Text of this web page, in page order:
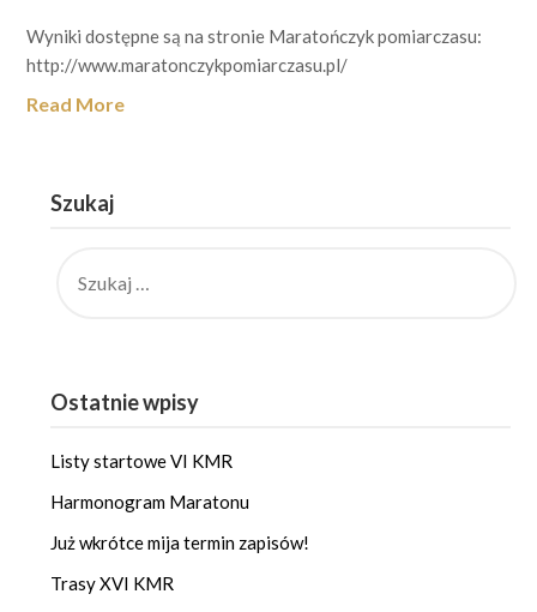
Wyniki dostępne są na stronie Maratończyk pomiarczasu:
http://www.maratonczykpomiarczasu.pl/
Read More
Szukaj
Ostatnie wpisy
Listy startowe VI KMR
Harmonogram Maratonu
Już wkrótce mija termin zapisów!
Trasy XVI KMR